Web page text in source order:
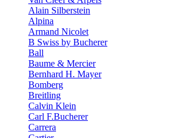
Alain Silberstein
Alpina
Armand Nicolet
B Swiss by Bucherer
Ball
Baume & Mercier
Bernhard H. Mayer
Bomberg
Breitling
Calvin Klein
Carl F.Bucherer
Carrera